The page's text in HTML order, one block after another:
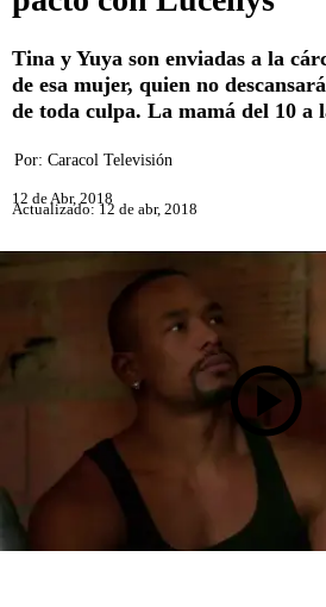
Tina y Yuya son enviadas a la
de esa mujer, quien no
de toda culpa. La mamá del 10 a
Por: Caracol Televisión
12 de Abr, 2018
Actualizado: 12 de abr, 2018